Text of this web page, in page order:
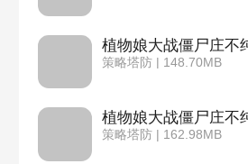
植物娘大战僵尸庄不
策略塔防 | 148.70MB
植物娘大战僵尸庄不
策略塔防 | 162.98MB